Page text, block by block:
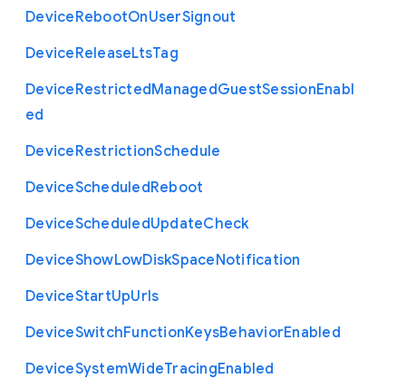
DeviceRebootOnUserSignout
DeviceReleaseLtsTag
DeviceRestrictedManagedGuestSessionEnabl
ed
DeviceRestrictionSchedule
DeviceScheduledReboot
DeviceScheduledUpdateCheck
DeviceShowLowDiskSpaceNotification
DeviceStartUpUrls
DeviceSwitchFunctionKeysBehaviorEnabled
DeviceSystemWideTracingEnabled